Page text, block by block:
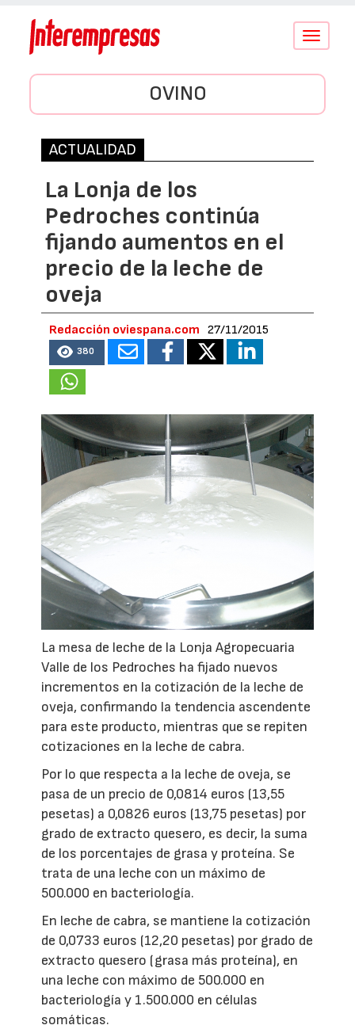
Conmutar
OVINO
ACTUALIDAD
La Lonja de los
Pedroches continúa
fijando aumentos en el
precio de la leche de
oveja
Redacción oviespana.com 27/11/2015
380
La mesa de leche de la Lonja Agropecuaria
Valle de los Pedroches ha fijado nuevos
incrementos en la cotización de la leche de
oveja, confirmando la tendencia ascendente
para este producto, mientras que se repiten
cotizaciones en la leche de cabra.
Por lo que respecta a la leche de oveja, se
pasa de un precio de 0,0814 euros (13,55
pesetas) a 0,0826 euros (13,75 pesetas) por
grado de extracto quesero, es decir, la suma
de los porcentajes de grasa y proteína. Se
trata de una leche con un máximo de
500.000 en bacteriología.
En leche de cabra, se mantiene la cotización
de 0,0733 euros (12,20 pesetas) por grado de
extracto quesero (grasa más proteína), en
una leche con máximo de 500.000 en
bacteriología y 1.500.000 en células
somáticas.